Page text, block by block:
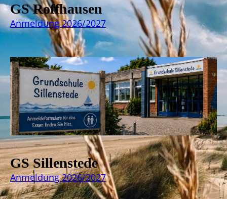
GS Roffhausen
Anmeldung 2026/2027
GS Sillenstede
Anmeldung 2026/2027